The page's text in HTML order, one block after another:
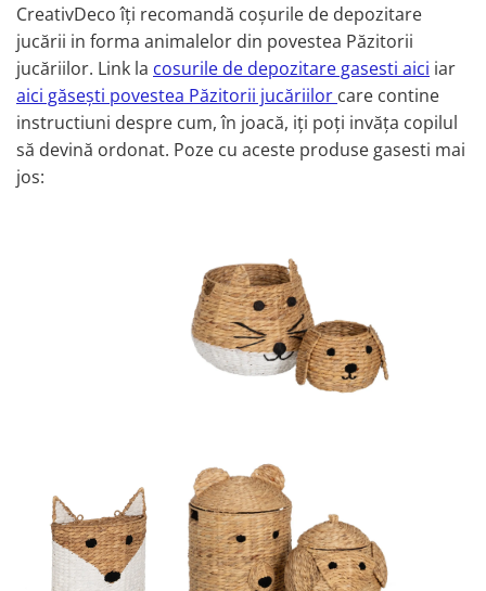
CreativDeco îți recomandă coșurile de depozitare
jucării in forma animalelor din povestea Păzitorii
jucăriilor. Link la cosurile de depozitare gasesti aici iar
aici găsești povestea Păzitorii jucăriilor care contine
instructiuni despre cum, în joacă, iți poți invăța copilul
să devină ordonat. Poze cu aceste produse gasesti mai
jos: